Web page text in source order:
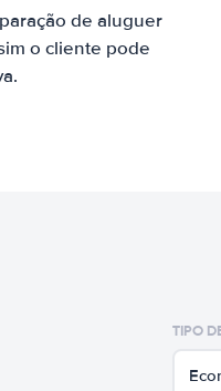
de aluguer
o cliente pode
TIPO